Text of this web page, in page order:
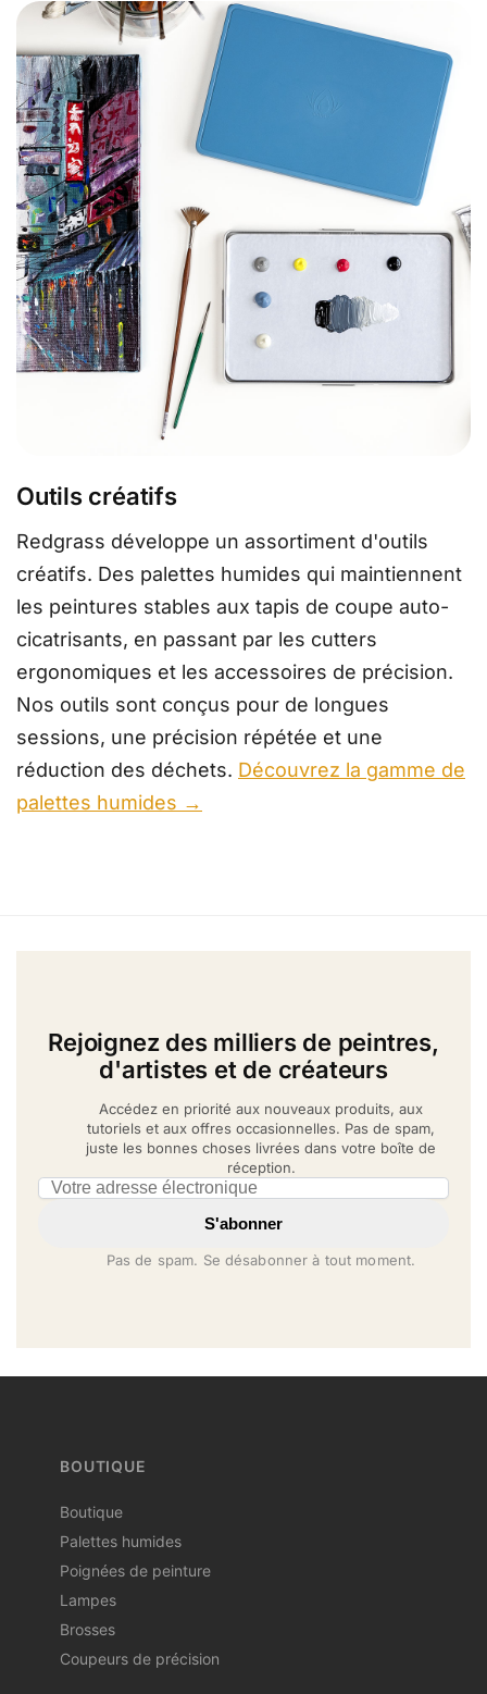
Outils créatifs
Redgrass développe un assortiment d'outils
créatifs. Des palettes humides qui maintiennent
les peintures stables aux tapis de coupe auto-
cicatrisants, en passant par les cutters
ergonomiques et les accessoires de précision.
Nos outils sont conçus pour de longues
sessions, une précision répétée et une
réduction des déchets. Découvrez la gamme de
palettes humides →
Rejoignez des milliers de peintres,
d'artistes et de créateurs
Accédez en priorité aux nouveaux produits, aux
tutoriels et aux offres occasionnelles. Pas de spam,
juste les bonnes choses livrées dans votre boîte de
réception.
Email address
S'abonner
Pas de spam. Se désabonner à tout moment.
BOUTIQUE
Boutique
Palettes humides
Poignées de peinture
Lampes
Brosses
Coupeurs de précision